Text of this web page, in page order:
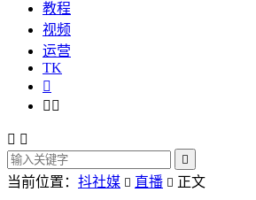
教程
视频
运营
TK

 
 

当前位置： 抖社媒  直播  正文